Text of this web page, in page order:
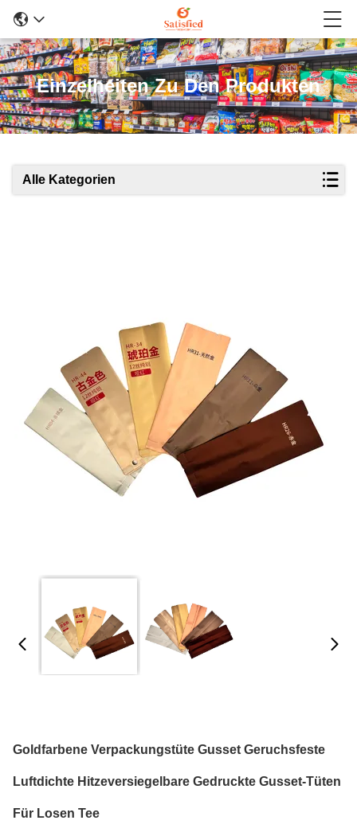
Einzelheiten Zu Den Produkten
Alle Kategorien
Goldfarbene Verpackungstüte Gusset Geruchsfeste
Luftdichte Hitzeversiegelbare Gedruckte Gusset-Tüten
Für Losen Tee